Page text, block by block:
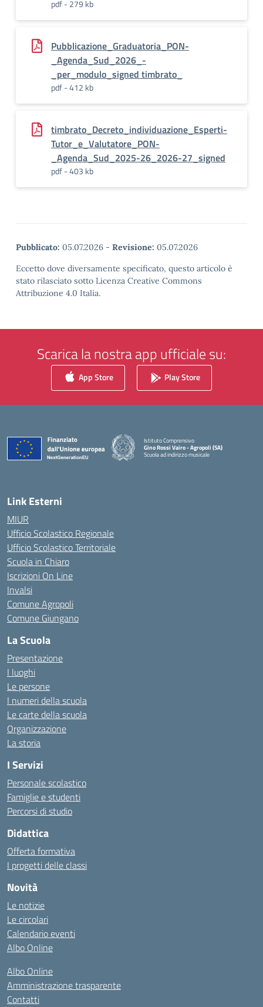
pdf - 279 kb
Pubblicazione_Graduatoria_PON-
_Agenda_Sud_2026_-
_per_modulo_signed timbrato_
pdf - 412 kb
timbrato_Decreto_individuazione_Esperti-
Tutor_e_Valutatore_PON-
_Agenda_Sud_2025-26_2026-27_signed
pdf - 403 kb
Pubblicato: 05.07.2026 - Revisione: 05.07.2026
Eccetto dove diversamente specificato, questo articolo è
stato rilasciato sotto Licenza Creative Commons
Attribuzione 4.0 Italia.
Scarica la nostra app ufficiale su:
App Store Play Store
Istituto Comprensivo
Gino Rossi Vairo - Agropoli (SA)
Scuola ad indirizzo musicale
Link Esterni
MIUR
Ufficio Scolastico Regionale
Ufficio Scolastico Territoriale
Scuola in Chiaro
Iscrizioni On Line
Invalsi
Comune Agropoli
Comune Giungano
La Scuola
Presentazione
I luoghi
Le persone
I numeri della scuola
Le carte della scuola
Organizzazione
La storia
I Servizi
Personale scolastico
Famiglie e studenti
Percorsi di studio
Didattica
Offerta formativa
I progetti delle classi
Novità
Le notizie
Le circolari
Calendario eventi
Albo Online
Albo Online
Amministrazione trasparente
Contatti